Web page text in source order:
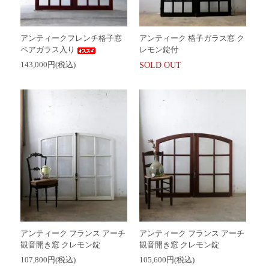
アンティークフレンチ格子窓
ペアガラス入り
143,000円(税込)
アンティーク 格子ガラス窓 ク
レモン錠付
SOLD OUT
アンティーク フランス アーチ
観音開き窓 クレモン錠
107,800円(税込)
アンティーク フランス アーチ
観音開き窓 クレモン錠
105,600円(税込)